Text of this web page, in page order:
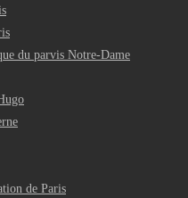
du parvis Notre-Dame
de Paris